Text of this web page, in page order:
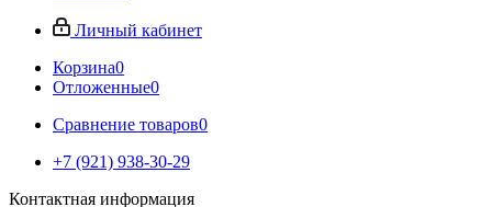
Личный кабинет
Корзина0
Отложенные0
Сравнение товаров0
+7 (921) 938-30-29
Контактная информация